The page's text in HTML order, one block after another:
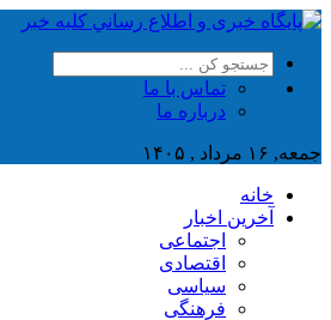
تماس با ما
درباره ما
جمعه, ۱۶ مرداد , ۱۴۰۵
خانه
آخرین اخبار
اجتماعی
اقتصادی
سیاسی
فرهنگی